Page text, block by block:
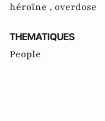
héroïne , overdose
THEMATIQUES
People